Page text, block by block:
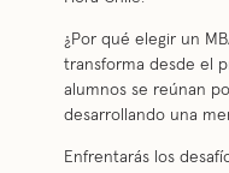
¿Por qué elegir un
transforma desde el
alumnos se reúnan
desarrollando una
Enfrentarás los